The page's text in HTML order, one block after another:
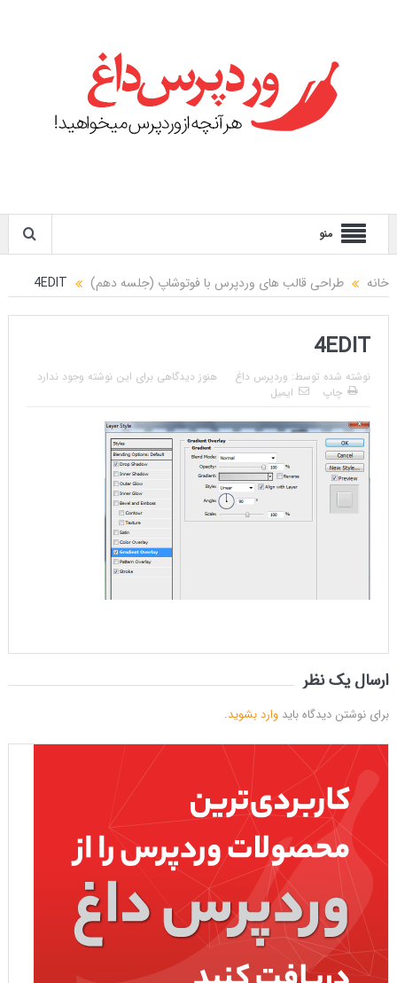
منو
خانه طراحی قالب های وردپرس با فوتوشاپ (جلسه دهم) 4EDIT
4EDIT
نوشته شده توسط: وردپرس داغ
هنوز دیدگاهی برای این نوشته وجود ندارد
چاپ
ایمیل
ارسال یک نظر
برای نوشتن دیدگاه باید وارد بشوید.